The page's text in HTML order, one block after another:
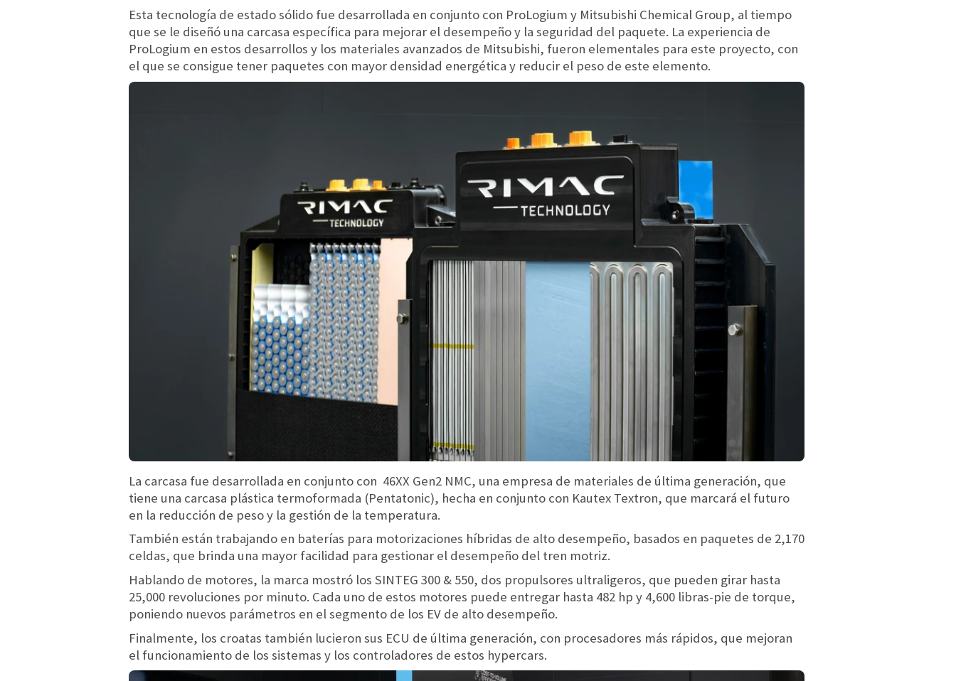
Esta tecnología de estado sólido fue desarrollada en conjunto con ProLogium y Mitsubishi Chemical Group, al tiempo
que se le diseñó una carcasa específica para mejorar el desempeño y la seguridad del paquete. La experiencia de
ProLogium en estos desarrollos y los materiales avanzados de Mitsubishi, fueron elementales para este proyecto, con
el que se consigue tener paquetes con mayor densidad energética y reducir el peso de este elemento.
La carcasa fue desarrollada en conjunto con 46XX Gen2 NMC, una empresa de materiales de última generación, que
tiene una carcasa plástica termoformada (Pentatonic), hecha en conjunto con Kautex Textron, que marcará el futuro
en la reducción de peso y la gestión de la temperatura.
También están trabajando en baterías para motorizaciones híbridas de alto desempeño, basados en paquetes de 2,170
celdas, que brinda una mayor facilidad para gestionar el desempeño del tren motriz.
Hablando de motores, la marca mostró los SINTEG 300 & 550, dos propulsores ultraligeros, que pueden girar hasta
25,000 revoluciones por minuto. Cada uno de estos motores puede entregar hasta 482 hp y 4,600 libras-pie de torque,
poniendo nuevos parámetros en el segmento de los EV de alto desempeño.
Finalmente, los croatas también lucieron sus ECU de última generación, con procesadores más rápidos, que mejoran
el funcionamiento de los sistemas y los controladores de estos hypercars.